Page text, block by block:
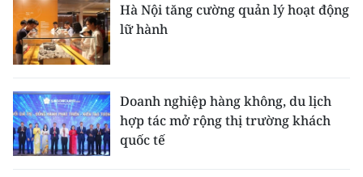
Hà Nội tăng cường quản lý hoạt động
lữ hành
Doanh nghiệp hàng không, du lịch
hợp tác mở rộng thị trường khách
quốc tế